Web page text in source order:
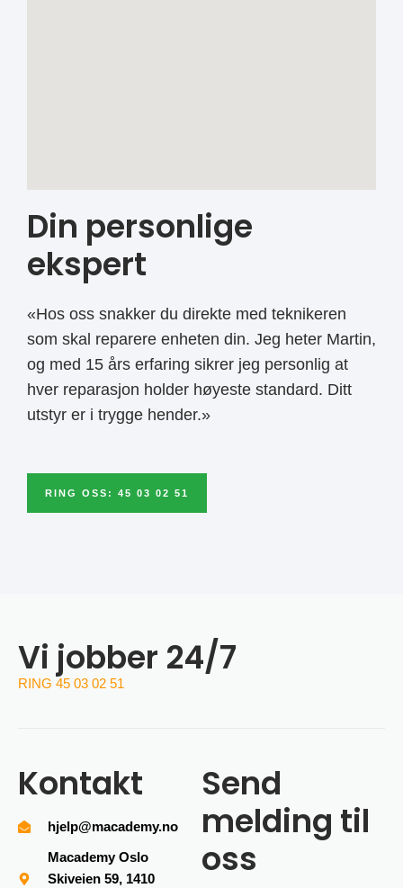
Din personlige
ekspert
«Hos oss snakker du direkte med teknikeren
som skal reparere enheten din. Jeg heter Martin,
og med 15 års erfaring sikrer jeg personlig at
hver reparasjon holder høyeste standard. Ditt
utstyr er i trygge hender.»
RING OSS: 45 03 02 51
Vi jobber 24/7
RING 45 03 02 51
Kontakt
hjelp@macademy.no
Macademy Oslo
Skiveien 59, 1410
Send
melding til
oss